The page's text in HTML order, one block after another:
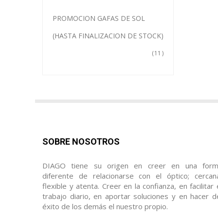
PROMOCION GAFAS DE SOL
(HASTA FINALIZACION DE STOCK)
11
SOBRE NOSOTROS
DIAGO tiene su origen en creer en una
diferente de relacionarse con el óptico;
flexible y atenta. Creer en la confianza, en facilitar
trabajo diario, en aportar soluciones y en hacer
éxito de los demás el nuestro propio.